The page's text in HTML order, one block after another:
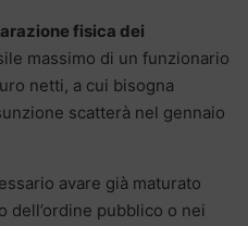
fisica dei
massimo di un funzionario
netti, a cui bisogna
scatterà nel gennaio
avare già maturato
dell’ordine pubblico o nei